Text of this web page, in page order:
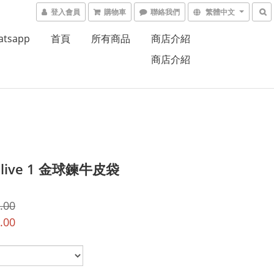
登入會員 購物車 聯絡我們 繁體中文
首頁 所有商品
商店介紹
商店介紹
1 金球鍊牛皮袋